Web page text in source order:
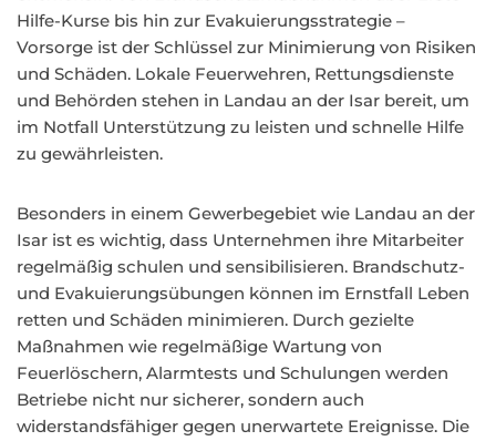
Hilfe-Kurse bis hin zur Evakuierungsstrategie –
Vorsorge ist der Schlüssel zur Minimierung von Risiken
und Schäden. Lokale Feuerwehren, Rettungsdienste
und Behörden stehen in Landau an der Isar bereit, um
im Notfall Unterstützung zu leisten und schnelle Hilfe
zu gewährleisten.
Besonders in einem Gewerbegebiet wie Landau an der
Isar ist es wichtig, dass Unternehmen ihre Mitarbeiter
regelmäßig schulen und sensibilisieren. Brandschutz-
und Evakuierungsübungen können im Ernstfall Leben
retten und Schäden minimieren. Durch gezielte
Maßnahmen wie regelmäßige Wartung von
Feuerlöschern, Alarmtests und Schulungen werden
Betriebe nicht nur sicherer, sondern auch
widerstandsfähiger gegen unerwartete Ereignisse. Die